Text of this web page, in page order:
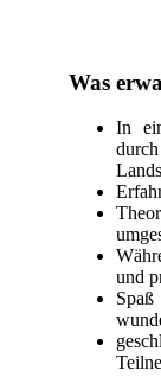
Was
In
und